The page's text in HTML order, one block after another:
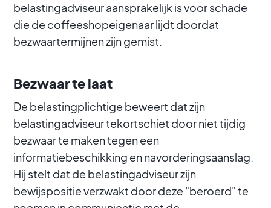
belastingadviseur aansprakelijk is voor schade
die de coffeeshopeigenaar lijdt doordat
bezwaartermijnen zijn gemist.
Bezwaar te laat
De belastingplichtige beweert dat zijn
belastingadviseur tekortschiet door niet tijdig
bezwaar te maken tegen een
informatiebeschikking en navorderingsaanslag.
Hij stelt dat de belastingadviseur zijn
bewijspositie verzwakt door deze "beroerd" te